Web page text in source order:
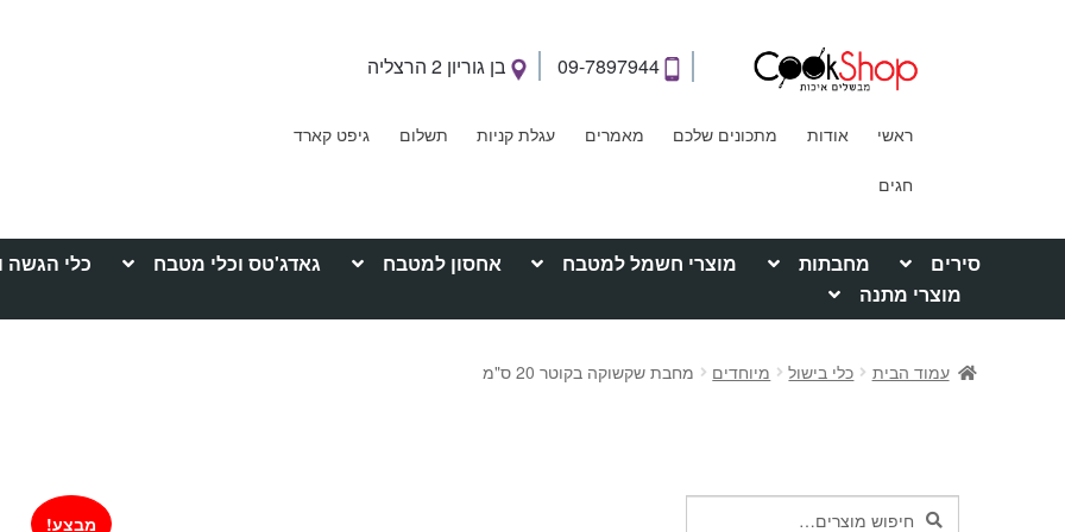
09-7897944 בן גוריון 2 הרצליה
ראשי אודות מתכונים שלכם מאמרים עגלת קניות תשלום גיפט קארד
חגים
סירים מחבתות מוצרי חשמל למטבח אחסון למטבח גאדג'טס וכלי מטבח כלי הגשה
מוצרי מתנה
עמוד הבית כלי בישול מיוחדים מחבת שקשוקה בקוטר 20 ס"מ
מבצע!
חיפושחיפוש